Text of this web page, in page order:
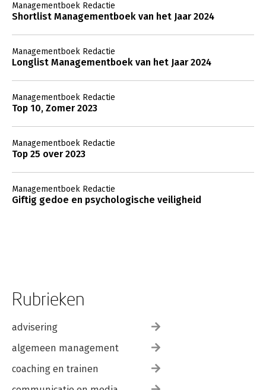
Managementboek Redactie
Shortlist Managementboek van het Jaar 2024
Managementboek Redactie
Longlist Managementboek van het Jaar 2024
Managementboek Redactie
Top 10, Zomer 2023
Managementboek Redactie
Top 25 over 2023
Managementboek Redactie
Giftig gedoe en psychologische veiligheid
Rubrieken
advisering
algemeen management
coaching en trainen